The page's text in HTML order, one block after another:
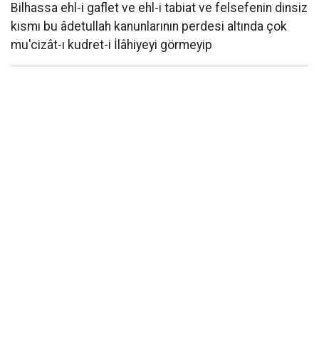
Bilhassa ehl-i gaflet ve ehl-i tabiat ve felsefenin dinsiz
kısmı bu âdetullah kanunlarının perdesi altında çok
mu'cizât-ı kudret-i İlâhiyeyi görmeyip